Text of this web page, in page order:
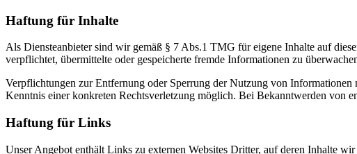
Haftung für Inhalte
Als Diensteanbieter sind wir gemäß § 7 Abs.1 TMG für eigene Inhalte auf
verpflichtet, übermittelte oder gespeicherte fremde Informationen zu
Verpflichtungen zur Entfernung oder Sperrung der Nutzung von
Kenntnis einer konkreten Rechtsverletzung möglich. Bei Bekanntwerden von
Haftung für Links
Unser Angebot enthält Links zu externen Websites Dritter, auf deren Inhalte